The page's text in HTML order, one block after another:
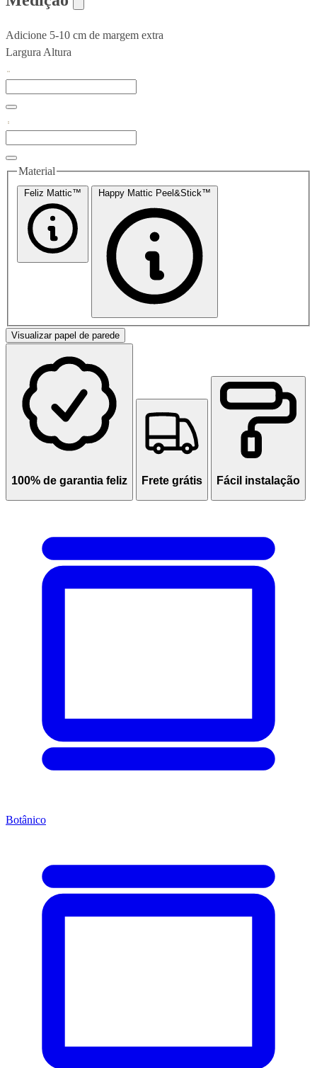
Adicione 5-10 cm de margem extra
Largura Altura
Material
Feliz Mattic™ Happy Mattic Peel&Stick™
Visualizar papel de parede
100% de garantia feliz Frete grátis Fácil instalação
Botânico